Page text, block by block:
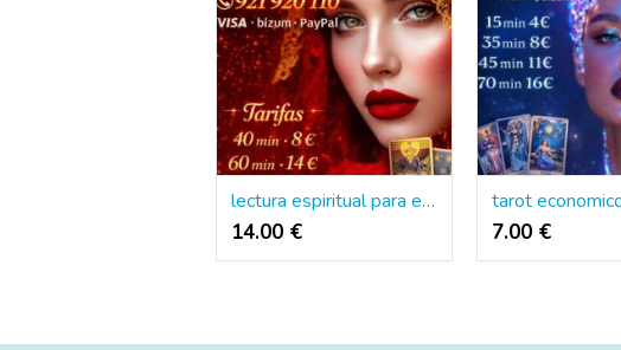
lectura espiritual para encontrar equilibrio
14.00 € 7.00 €